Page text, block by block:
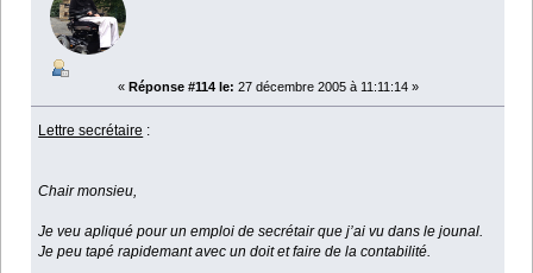
« Réponse #114 le: 27 décembre 2005 à 11:11:14 »
Lettre secrétaire :
Chair monsieu,
Je veu apliqué pour un emploi de secrétair que j’ai vu dans le jounal.
Je peu tapé rapidemant avec un doit et faire de la contabilité.